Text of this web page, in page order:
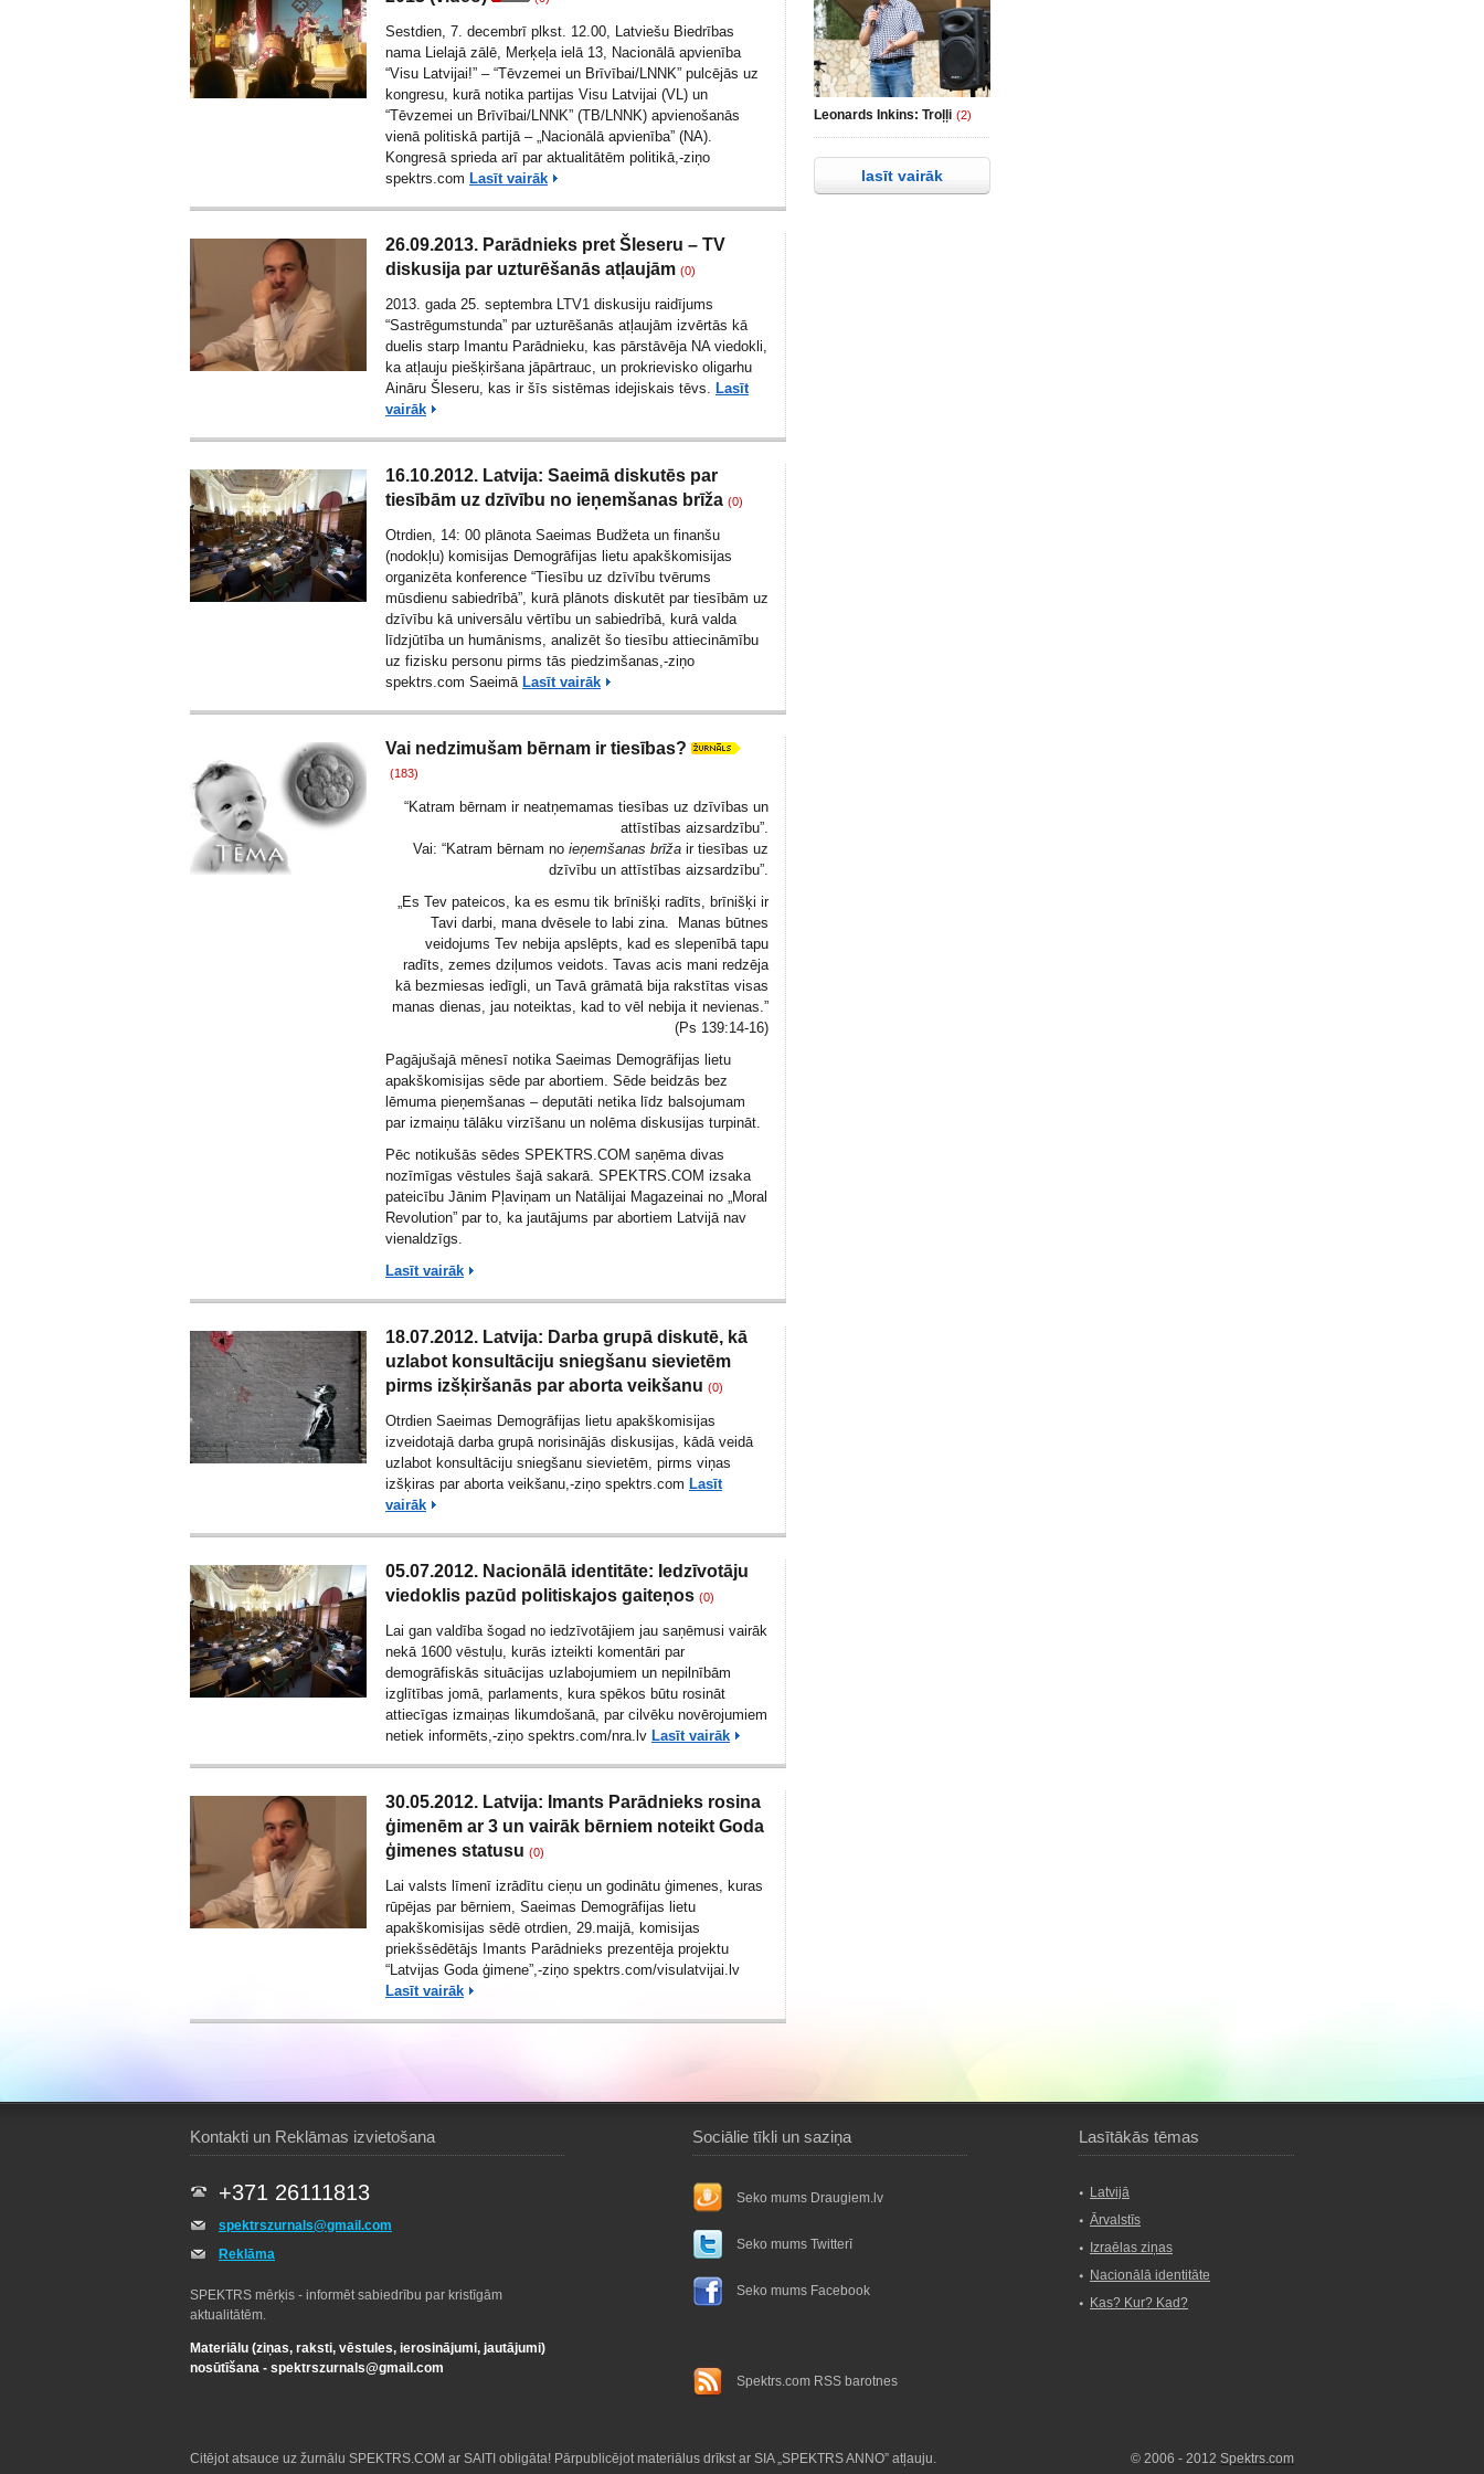
Sestdien, 7. decembrī plkst. 12.00, Latviešu Biedrības
nama Lielajā zālē, Merķeļa ielā 13, Nacionālā apvienība
“Visu Latvijai!” – “Tēvzemei un Brīvībai/LNNK” pulcējās uz
kongresu, kurā notika partijas Visu Latvijai (VL) un
“Tēvzemei un Brīvībai/LNNK” (TB/LNNK) apvienošanās
vienā politiskā partijā – „Nacionālā apvienība” (NA).
Kongresā sprieda arī par aktualitātēm politikā,-ziņo
spektrs.com Lasīt vairāk
26.09.2013. Parādnieks pret Šleseru – TV
diskusija par uzturēšanās atļaujām (0)
2013. gada 25. septembra LTV1 diskusiju raidījums
“Sastrēgumstunda” par uzturēšanās atļaujām izvērtās kā
duelis starp Imantu Parādnieku, kas pārstāvēja NA viedokli,
ka atļauju piešķiršana jāpārtrauc, un prokrievisko oligarhu
Aināru Šleseru, kas ir šīs sistēmas idejiskais tēvs. Lasīt
vairāk
16.10.2012. Latvija: Saeimā diskutēs par
tiesībām uz dzīvību no ieņemšanas brīža (0)
Otrdien, 14: 00 plānota Saeimas Budžeta un finanšu
(nodokļu) komisijas Demogrāfijas lietu apakškomisijas
organizēta konference “Tiesību uz dzīvību tvērums
mūsdienu sabiedrībā”, kurā plānots diskutēt par tiesībām uz
dzīvību kā universālu vērtību un sabiedrībā, kurā valda
līdzjūtība un humānisms, analizēt šo tiesību attiecināmību
uz fizisku personu pirms tās piedzimšanas,-ziņo
spektrs.com Saeimā Lasīt vairāk
Vai nedzimušam bērnam ir tiesības?
(183)
“Katram bērnam ir neatņemamas tiesības uz dzīvības un
attīstības aizsardzību”.
Vai: “Katram bērnam no ieņemšanas brīža ir tiesības uz
dzīvību un attīstības aizsardzību”.
„Es Tev pateicos, ka es esmu tik brīnišķi radīts, brīnišķi ir
Tavi darbi, mana dvēsele to labi zina. Manas būtnes
veidojums Tev nebija apslēpts, kad es slepenībā tapu
radīts, zemes dziļumos veidots. Tavas acis mani redzēja
kā bezmiesas iedīgli, un Tavā grāmatā bija rakstītas visas
manas dienas, jau noteiktas, kad to vēl nebija it nevienas.”
(Ps 139:14-16)
Pagājušajā mēnesī notika Saeimas Demogrāfijas lietu
apakškomisijas sēde par abortiem. Sēde beidzās bez
lēmuma pieņemšanas – deputāti netika līdz balsojumam
par izmaiņu tālāku virzīšanu un nolēma diskusijas turpināt.
Pēc notikušās sēdes SPEKTRS.COM saņēma divas
nozīmīgas vēstules šajā sakarā. SPEKTRS.COM izsaka
pateicību Jānim Pļaviņam un Natālijai Magazeinai no „Moral
Revolution” par to, ka jautājums par abortiem Latvijā nav
vienaldzīgs.
Lasīt vairāk
18.07.2012. Latvija: Darba grupā diskutē, kā
uzlabot konsultāciju sniegšanu sievietēm
pirms izšķiršanās par aborta veikšanu (0)
Otrdien Saeimas Demogrāfijas lietu apakškomisijas
izveidotajā darba grupā norisinājās diskusijas, kādā veidā
uzlabot konsultāciju sniegšanu sievietēm, pirms viņas
izšķiras par aborta veikšanu,-ziņo spektrs.com Lasīt
vairāk
05.07.2012. Nacionālā identitāte: Iedzīvotāju
viedoklis pazūd politiskajos gaiteņos (0)
Lai gan valdība šogad no iedzīvotājiem jau saņēmusi vairāk
nekā 1600 vēstuļu, kurās izteikti komentāri par
demogrāfiskās situācijas uzlabojumiem un nepilnībām
izglītības jomā, parlaments, kura spēkos būtu rosināt
attiecīgas izmaiņas likumdošanā, par cilvēku novērojumiem
netiek informēts,-ziņo spektrs.com/nra.lv Lasīt vairāk
30.05.2012. Latvija: Imants Parādnieks rosina
ģimenēm ar 3 un vairāk bērniem noteikt Goda
ģimenes statusu (0)
Lai valsts līmenī izrādītu cieņu un godinātu ģimenes, kuras
rūpējas par bērniem, Saeimas Demogrāfijas lietu
apakškomisijas sēdē otrdien, 29.maijā, komisijas
priekšsēdētājs Imants Parādnieks prezentēja projektu
“Latvijas Goda ģimene”,-ziņo spektrs.com/visulatvijai.lv
Lasīt vairāk
Leonards Inkins: Troļļi (2)
lasīt vairāk
Kontakti un Reklāmas izvietošana
+371 26111813
spektrszurnals@gmail.com
Reklāma
SPEKTRS mērķis - informēt sabiedrību par kristīgām
aktualitātēm.
Materiālu (ziņas, raksti, vēstules, ierosinājumi, jautājumi)
nosūtīšana - spektrszurnals@gmail.com
Sociālie tīkli un saziņa
Seko mums Draugiem.lv
Seko mums Twitterī
Seko mums Facebook
Spektrs.com RSS barotnes
Lasītākās tēmas
Latvijā
Ārvalstīs
Izraēlas ziņas
Nacionālā identitāte
Kas? Kur? Kad?
© 2006 - 2012 Spektrs.com
Citējot atsauce uz žurnālu SPEKTRS.COM ar SAITI obligāta! Pārpublicējot materiālus drīkst ar SIA „SPEKTRS ANNO” atļauju.